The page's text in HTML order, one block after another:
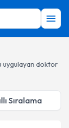
uygulayan doktor
Sıralama